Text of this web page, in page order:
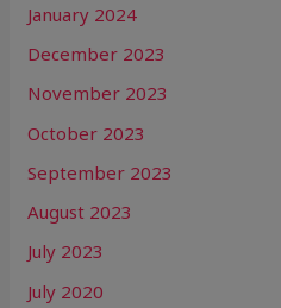
January 2024
December 2023
November 2023
October 2023
September 2023
August 2023
July 2023
July 2020